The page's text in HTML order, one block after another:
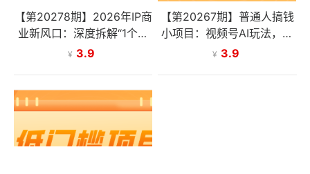
【第20278期】2026年IP商
业新风口：深度拆解“1个项
目3个人年入1000W”的极简
¥ 3.9
【第20267期】普通人搞钱
小项目：视频号AI玩法，轻
松制作10W+靠播放量月入
¥ 3.9